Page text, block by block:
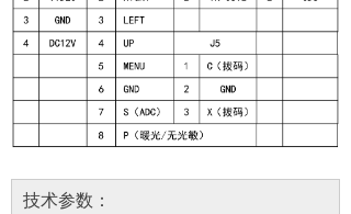
技术参数：